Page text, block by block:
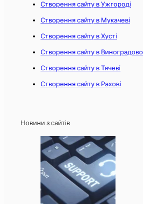
Створення сайту в Ужгороді
Створення сайту в Мукачеві
Створення сайту в Хусті
Створення сайту в Виноградово
Створення сайту в Тячеві
Створення сайту в Рахові
Новини з сайтів